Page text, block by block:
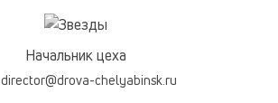
Начальник цеха
director@drova-chelyabinsk.ru